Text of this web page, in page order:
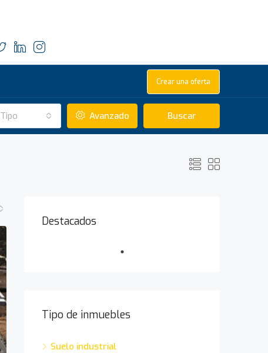
Crear una oferta
Tipo Avanzado Buscar
Destacados
Tipo de inmuebles
Suelo industrial